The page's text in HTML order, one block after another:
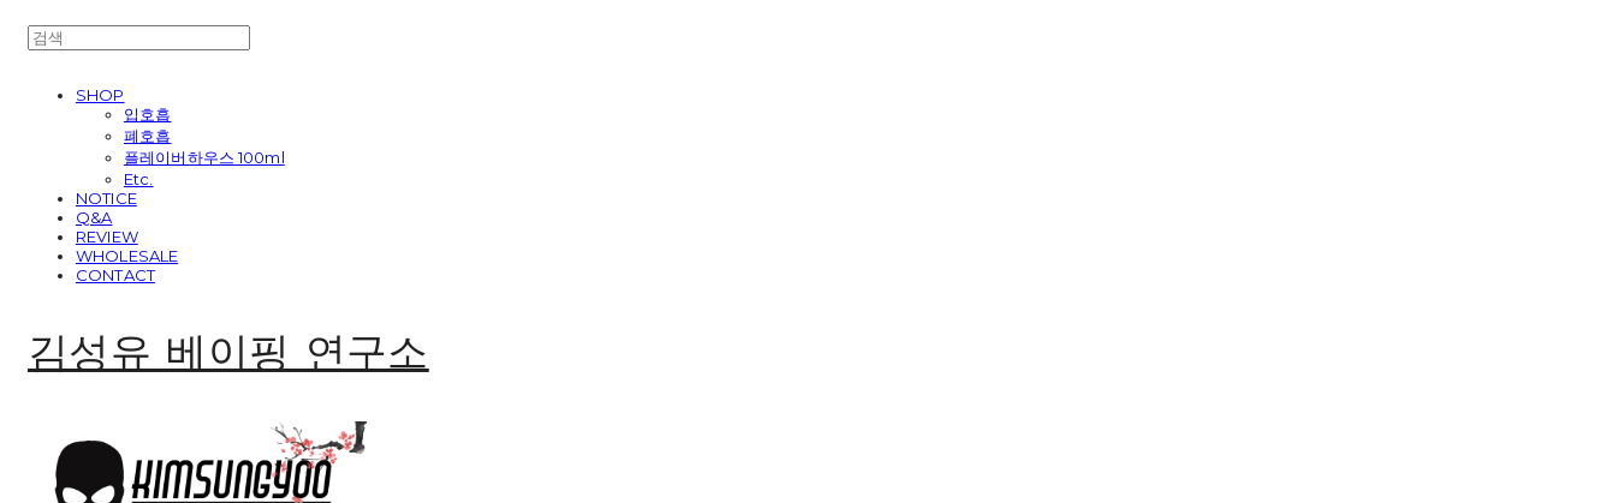
SHOP
입호흡
폐호흡
플레이버하우스 100ml
Etc.
NOTICE
Q&A
REVIEW
WHOLESALE
CONTACT
김성유 베이핑 연구소